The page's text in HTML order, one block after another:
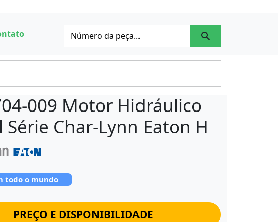
009 Motor Hidráulico
Char-Lynn Eaton H
todo o mundo
PREÇO E DISPONIBILIDADE